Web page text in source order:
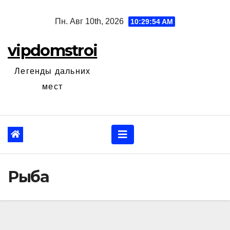
Пн. Авг 10th, 2026 10:29:55 AM
vipdomstroi
Легенды дальних
мест
Рыба